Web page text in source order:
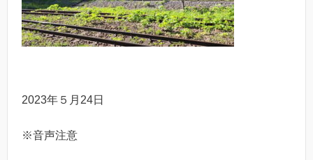
2023年５月24日
※音声注意